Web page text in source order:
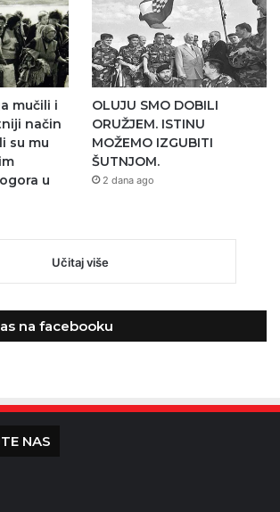
mučili i
način
su mu
u
OLUJU SMO DOBILI
ORUŽJEM. ISTINU
MOŽEMO IZGUBITI
ŠUTNJOM.
2 dana ago
Učitaj više
na facebooku
NAS